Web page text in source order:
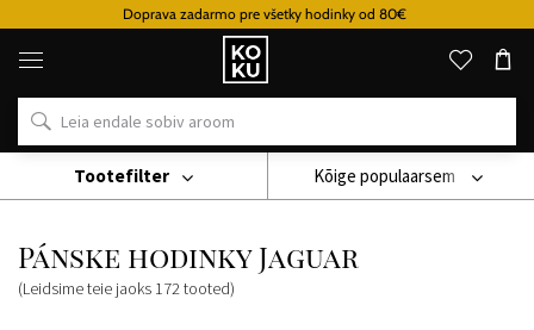
Doprava zadarmo pre všetky hodinky od 80€
Originaalsed
parfüümid
kellad
ühes
Käekell Pánske Hodinky Pánske Hodinky Jaguar
Pánske hodinky Jaguar
(Leidsime teie jaoks 172tooted)
Kõige populaarsem
Tootefilter